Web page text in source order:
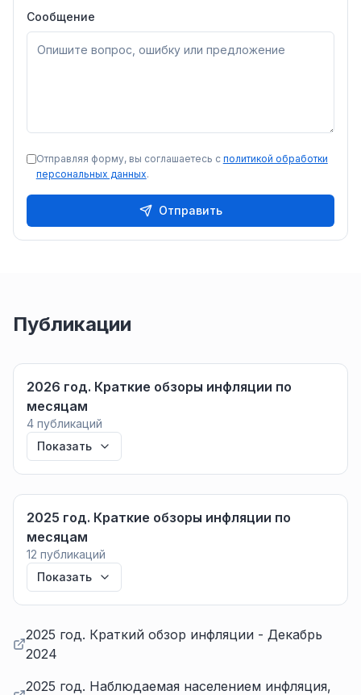
Сообщение
Отправляя форму, вы соглашаетесь с политикой обработки
персональных данных.
Отправить
Публикации
2026 год. Краткие обзоры инфляции по
месяцам
4 публикаций
Показать
2025 год. Краткие обзоры инфляции по
месяцам
12 публикаций
Показать
2025 год. Краткий обзор инфляции - Декабрь
2024
2025 год. Наблюдаемая населением инфляция,